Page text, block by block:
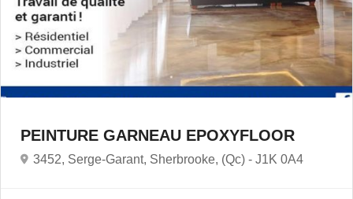
PEINTURE GARNEAU EPOXYFLOOR
3452, Serge-Garant, Sherbrooke, (Qc) - J1K 0A4